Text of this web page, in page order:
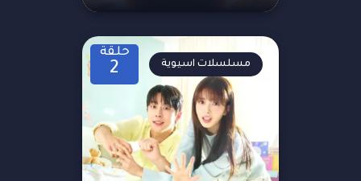
حلقة
2 مسلسلات اسيوية